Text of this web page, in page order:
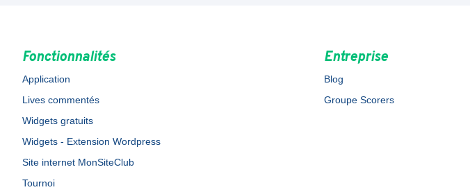
Fonctionnalités
Application
Lives commentés
Widgets gratuits
Widgets - Extension Wordpress
Site internet MonSiteClub
Tournoi
Entreprise
Blog
Groupe Scorers